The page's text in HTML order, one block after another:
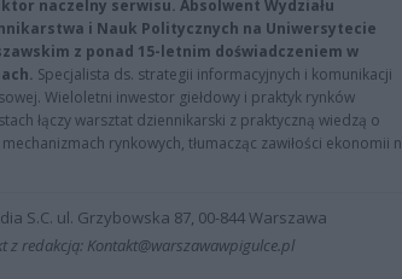
naczelny serwisu. Absolwent Wydziału
i Nauk Politycznych na Uniwersytecie
z ponad 15-letnim doświadczeniem w
Specjalista ds. strategii informacyjnych i komunikacji
Wieloletni inwestor giełdowy i praktyk rynków
łączy warsztat dziennikarski z praktyczną wiedzą o
rynkowych, tłumacząc zawiłości ekonomii
S.C. ul. Grzybowska 87, 00-844 Warszawa
z redakcją: Kontakt@warszawawpigulce.pl